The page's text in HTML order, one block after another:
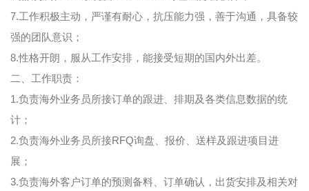
7.工作积极主动，严谨有耐心，抗压能力强，善于沟通，具备较
强的团队意识；
8.性格开朗，服从工作安排，能接受短期的国内外出差。
二、工作职责：
1.负责海外业务员所接订单的跟进、排期及各类信息数据的统
计；
2.负责海外业务员所接RFQ询盘、报价、送样及跟进项目进
展；
3.负责海外客户订单的预测备料、订单确认，出货安排及相关对